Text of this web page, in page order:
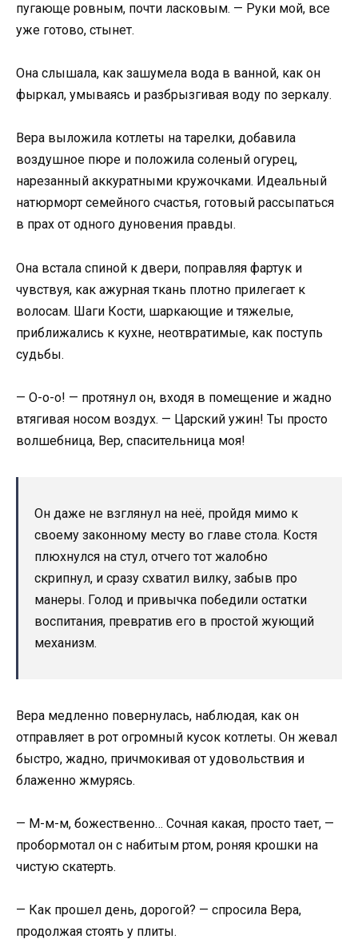
пугающе ровным, почти ласковым. — Руки мой, все
уже готово, стынет.
Она слышала, как зашумела вода в ванной, как он
фыркал, умываясь и разбрызгивая воду по зеркалу.
Вера выложила котлеты на тарелки, добавила
воздушное пюре и положила соленый огурец,
нарезанный аккуратными кружочками. Идеальный
натюрморт семейного счастья, готовый рассыпаться
в прах от одного дуновения правды.
Она встала спиной к двери, поправляя фартук и
чувствуя, как ажурная ткань плотно прилегает к
волосам. Шаги Кости, шаркающие и тяжелые,
приближались к кухне, неотвратимые, как поступь
судьбы.
— О-о-о! — протянул он, входя в помещение и жадно
втягивая носом воздух. — Царский ужин! Ты просто
волшебница, Вер, спасительница моя!
Он даже не взглянул на неё, пройдя мимо к
своему законному месту во главе стола. Костя
плюхнулся на стул, отчего тот жалобно
скрипнул, и сразу схватил вилку, забыв про
манеры. Голод и привычка победили остатки
воспитания, превратив его в простой жующий
механизм.
Вера медленно повернулась, наблюдая, как он
отправляет в рот огромный кусок котлеты. Он жевал
быстро, жадно, причмокивая от удовольствия и
блаженно жмурясь.
— М-м-м, божественно… Сочная какая, просто тает, —
пробормотал он с набитым ртом, роняя крошки на
чистую скатерть.
— Как прошел день, дорогой? — спросила Вера,
продолжая стоять у плиты.